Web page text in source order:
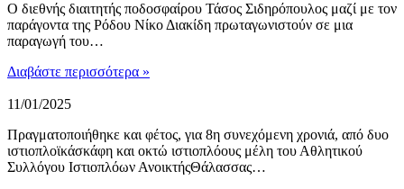
Ο διεθνής διαιτητής ποδοσφαίρου Τάσος Σιδηρόπουλος μαζί με τον
παράγοντα της Ρόδου Νίκο Διακίδη πρωταγωνιστούν σε μια
παραγωγή του…
Διαβάστε περισσότερα »
11/01/2025
Πραγματοποιήθηκε και φέτος, για 8η συνεχόμενη χρονιά, από δυο
ιστιοπλοϊκάσκάφη και οκτώ ιστιοπλόους μέλη του Αθλητικού
Συλλόγου Ιστιοπλόων ΑνοικτήςΘάλασσας…